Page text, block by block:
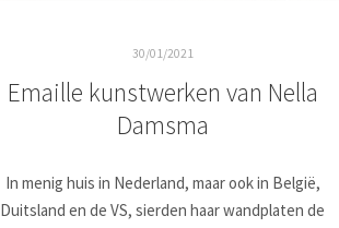
30/01/2021
Emaille kunstwerken van Nella
Damsma
In menig huis in Nederland, maar ook in België,
Duitsland en de VS, sierden haar wandplaten de